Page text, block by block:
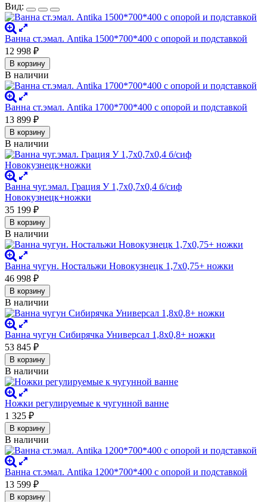
Вид:
Ванна ст.эмал. Antika 1500*700*400 с опорой и подставкой
12 998 ₽
В корзину
В наличии
Ванна ст.эмал. Antika 1700*700*400 с опорой и подставкой
13 899 ₽
В корзину
В наличии
Ванна чуг.эмал. Грация У 1,7х0,7х0,4 б/сиф
Новокузнецк+ножки
35 199 ₽
В корзину
В наличии
Ванна чугун. Ностальжи Новокузнецк 1,7х0,75+ ножки
46 998 ₽
В корзину
В наличии
Ванна чугун Сибирячка Универсал 1,8х0,8+ ножки
53 845 ₽
В корзину
В наличии
Ножки регулируемые к чугунной ванне
1 325 ₽
В корзину
В наличии
Ванна ст.эмал. Antika 1200*700*400 с опорой и подставкой
13 599 ₽
В корзину